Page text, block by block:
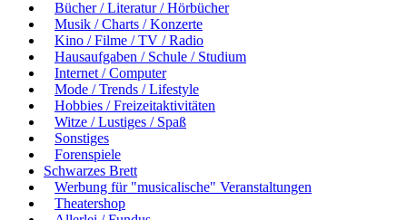
Bücher / Literatur / Hörbücher
Musik / Charts / Konzerte
Kino / Filme / TV / Radio
Hausaufgaben / Schule / Studium
Internet / Computer
Mode / Trends / Lifestyle
Hobbies / Freizeitaktivitäten
Witze / Lustiges / Spaß
Sonstiges
Forenspiele
Schwarzes Brett
Werbung für "musicalische" Veranstaltungen
Theatershop